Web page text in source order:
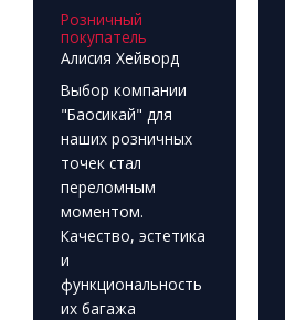
Розничный
покупатель
Алисия Хейворд
Выбор компании
"Баосикай" для
наших розничных
точек стал
переломным
моментом.
Качество, эстетика
и
функциональность
их багажа